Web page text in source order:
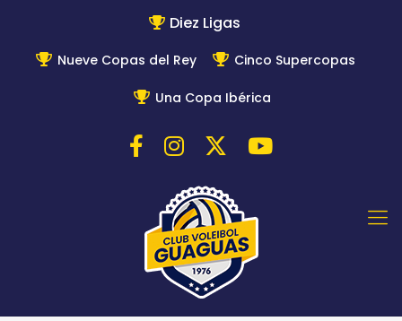
Diez Ligas
Nueve Copas del Rey Cinco Supercopas
Una Copa Ibérica